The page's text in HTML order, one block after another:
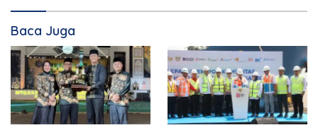
Baca Juga